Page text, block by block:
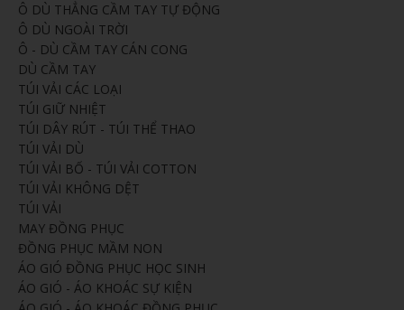
Ô DÙ THẲNG CẦM TAY TỰ ĐỘNG
Ô DÙ NGOÀI TRỜI
Ô - DÙ CẦM TAY CÁN CONG
DÙ CẦM TAY
TÚI VẢI CÁC LOẠI
TÚI GIỮ NHIỆT
TÚI DÂY RÚT - TÚI THỂ THAO
TÚI VẢI DÙ
TÚI VẢI BỐ - TÚI VẢI COTTON
TÚI VẢI KHÔNG DỆT
TÚI VẢI
MAY ĐỒNG PHỤC
ĐỒNG PHỤC MẦM NON
ÁO GIÓ ĐỒNG PHỤC HỌC SINH
ÁO GIÓ - ÁO KHOÁC SỰ KIỆN